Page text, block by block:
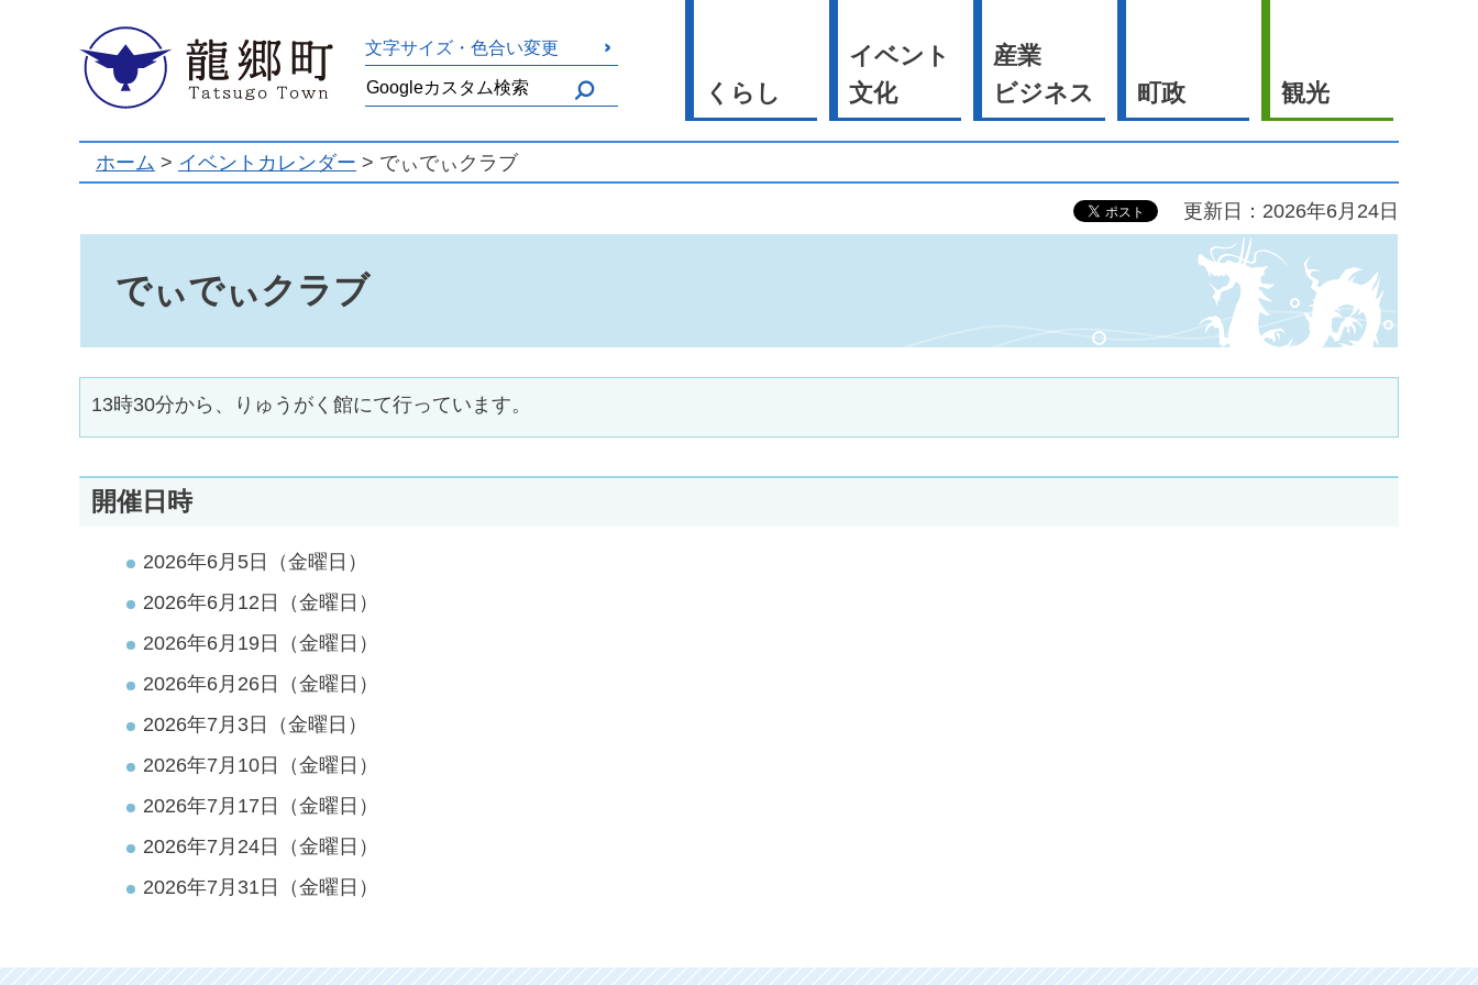
龍郷町 文字サイズ・色合い変更
くらし
イベント
文化
産業
ビジネス
町政 観光
ホーム > イベントカレンダー > でぃでぃクラブ
更新日：2026年6月24日
でぃでぃクラブ
13時30分から、りゅうがく館にて行っています。
開催日時
2026年6月5日（金曜日）
2026年6月12日（金曜日）
2026年6月19日（金曜日）
2026年6月26日（金曜日）
2026年7月3日（金曜日）
2026年7月10日（金曜日）
2026年7月17日（金曜日）
2026年7月24日（金曜日）
2026年7月31日（金曜日）